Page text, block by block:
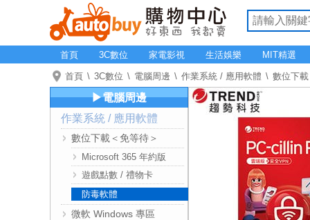
首頁 3C數位 家電影視 生活娛樂 MIT精選
首頁 3C數位 電腦周邊 作業系統 / 應用軟體 數位下
▶電腦周邊
作業系統 / 應用軟體
數位下載＜免等待＞
Microsoft 365 年約版
遊戲點數 / 禮物卡
防毒軟體
微軟 Windows 專區